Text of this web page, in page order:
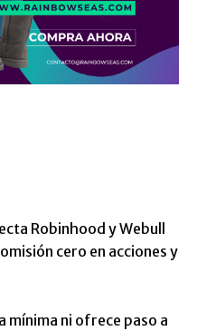
Robinhood y Webull
cero en acciones y
mínima ni ofrece paso a